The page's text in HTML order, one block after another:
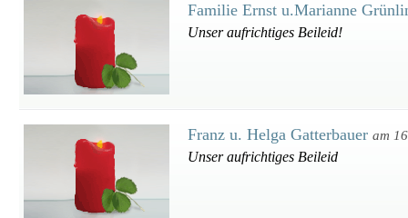
Familie Ernst u.Marianne
Unser aufrichtiges Beileid!
Franz u. Helga Gatterbauer am
Unser aufrichtiges Beileid